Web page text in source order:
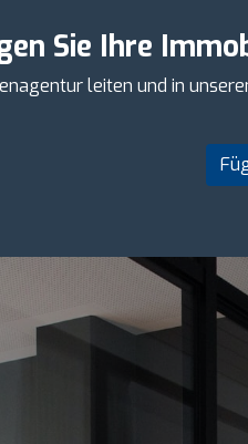
Sie Ihre
leiten und in